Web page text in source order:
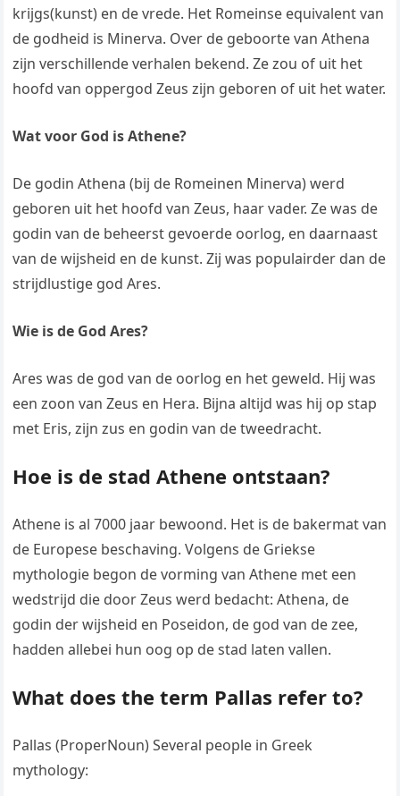
krijgs(kunst) en de vrede. Het Romeinse equivalent van
de godheid is Minerva. Over de geboorte van Athena
zijn verschillende verhalen bekend. Ze zou of uit het
hoofd van oppergod Zeus zijn geboren of uit het water.
Wat voor God is Athene?
De godin Athena (bij de Romeinen Minerva) werd
geboren uit het hoofd van Zeus, haar vader. Ze was de
godin van de beheerst gevoerde oorlog, en daarnaast
van de wijsheid en de kunst. Zij was populairder dan de
strijdlustige god Ares.
Wie is de God Ares?
Ares was de god van de oorlog en het geweld. Hij was
een zoon van Zeus en Hera. Bijna altijd was hij op stap
met Eris, zijn zus en godin van de tweedracht.
Hoe is de stad Athene ontstaan?
Athene is al 7000 jaar bewoond. Het is de bakermat van
de Europese beschaving. Volgens de Griekse
mythologie begon de vorming van Athene met een
wedstrijd die door Zeus werd bedacht: Athena, de
godin der wijsheid en Poseidon, de god van de zee,
hadden allebei hun oog op de stad laten vallen.
What does the term Pallas refer to?
Pallas (ProperNoun) Several people in Greek
mythology: